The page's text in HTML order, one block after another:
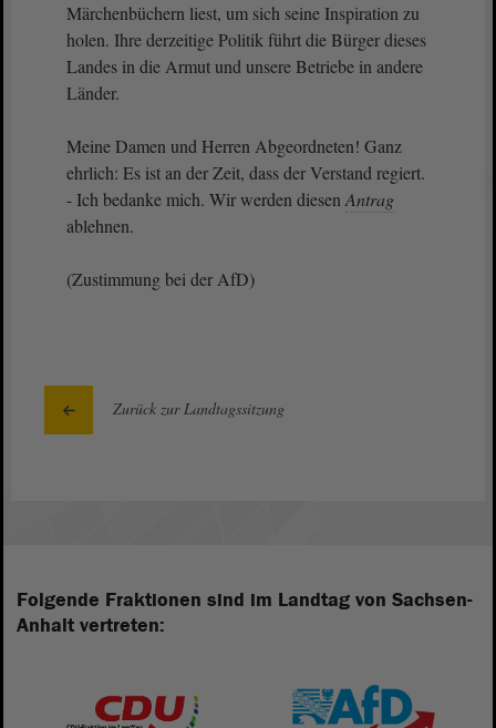
Märchenbüchern liest, um sich seine Inspiration zu
holen. Ihre derzeitige Politik führt die Bürger dieses
Landes in die Armut und unsere Betriebe in andere
Länder.
Meine Damen und Herren Abgeordneten! Ganz
ehrlich: Es ist an der Zeit, dass der Verstand regiert.
- Ich bedanke mich. Wir werden diesen Antrag
ablehnen.
(Zustimmung bei der AfD)
Zurück zur Landtagssitzung
Folgende Fraktionen sind im Landtag von Sachsen-
Anhalt vertreten: